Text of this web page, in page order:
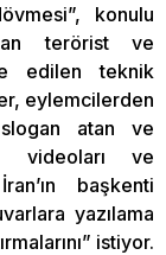
konulu
terörist ve
edilen teknik
eylemcilerden
atan ve
videoları ve
başkenti
yazılama
istiyor.